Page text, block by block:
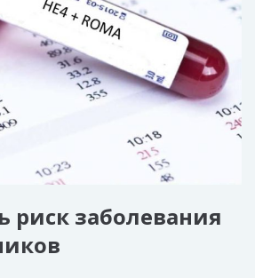
риск заболевания